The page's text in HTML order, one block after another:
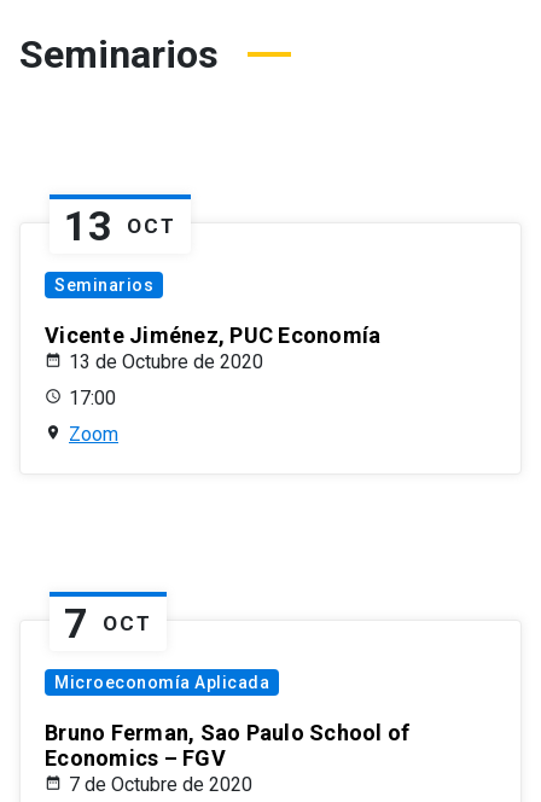
Seminarios
13 OCT
Seminarios
Vicente Jiménez, PUC Economía
13 de Octubre de 2020
17:00
Zoom
7 OCT
Microeconomía Aplicada
Bruno Ferman, Sao Paulo School of
Economics – FGV
7 de Octubre de 2020